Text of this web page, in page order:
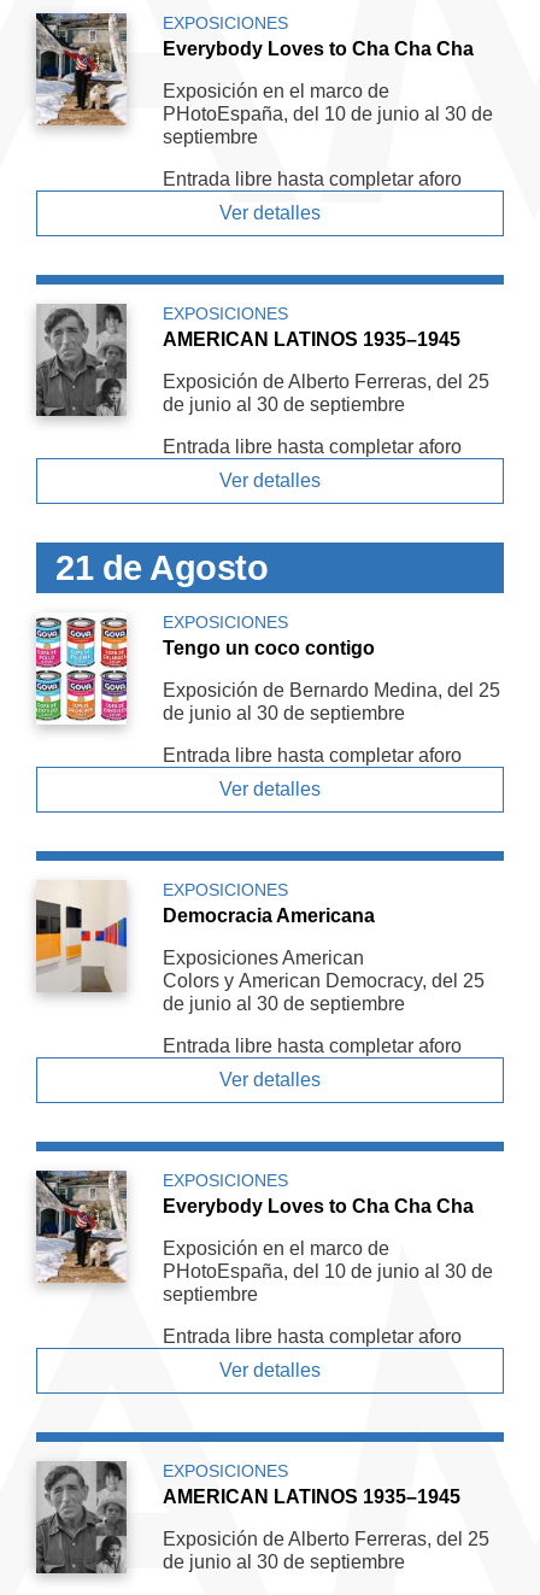
EXPOSICIONES
Everybody Loves to Cha Cha Cha
Exposición en el marco de
PHotoEspaña, del 10 de junio al 30 de
septiembre
Entrada libre hasta completar aforo
Ver detalles
EXPOSICIONES
AMERICAN LATINOS 1935–1945
Exposición de Alberto Ferreras, del 25
de junio al 30 de septiembre
Entrada libre hasta completar aforo
Ver detalles
21 de Agosto
EXPOSICIONES
Tengo un coco contigo
Exposición de Bernardo Medina, del 25
de junio al 30 de septiembre
Entrada libre hasta completar aforo
Ver detalles
EXPOSICIONES
Democracia Americana
Exposiciones American
Colors y American De­mocracy, del 25
de junio al 30 de septiembre
Entrada libre hasta completar aforo
Ver detalles
EXPOSICIONES
Everybody Loves to Cha Cha Cha
Exposición en el marco de
PHotoEspaña, del 10 de junio al 30 de
septiembre
Entrada libre hasta completar aforo
Ver detalles
EXPOSICIONES
AMERICAN LATINOS 1935–1945
Exposición de Alberto Ferreras, del 25
de junio al 30 de septiembre